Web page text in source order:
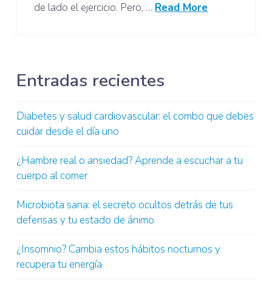
de lado el ejercicio. Pero, … Read More
Entradas recientes
Diabetes y salud cardiovascular: el combo que debes
cuidar desde el día uno
¿Hambre real o ansiedad? Aprende a escuchar a tu
cuerpo al comer
Microbiota sana: el secreto ocultos detrás de tus
defensas y tu estado de ánimo
¿Insomnio? Cambia estos hábitos nocturnos y
recupera tu energía